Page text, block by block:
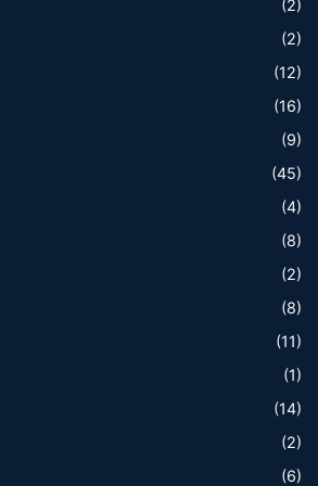
(2)
(2)
(12)
(16)
(9)
(45)
(4)
(8)
(2)
(8)
(11)
(1)
(14)
(2)
(6)